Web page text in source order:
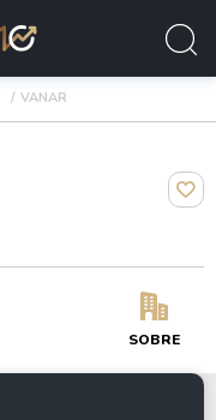
VANAR
SOBRE